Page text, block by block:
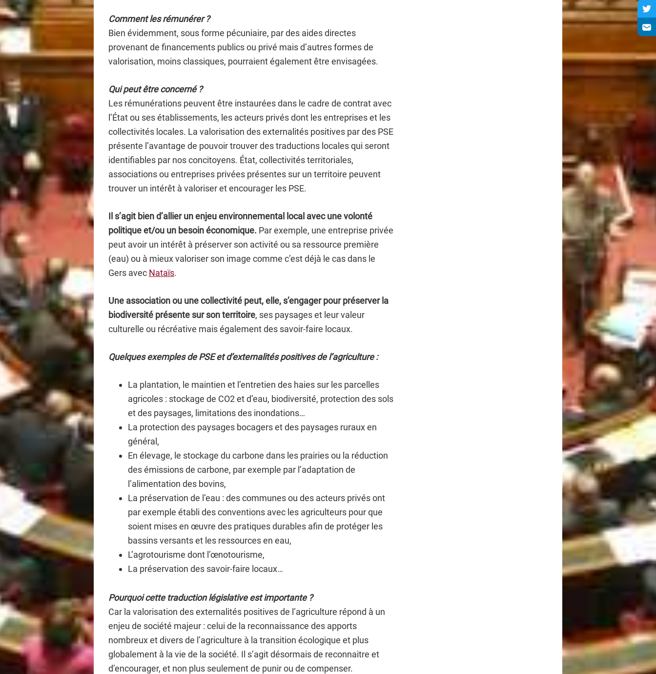
Comment les rémunérer ?
Bien évidemment, sous forme pécuniaire, par des aides directes
provenant de financements publics ou privé mais d’autres formes de
valorisation, moins classiques, pourraient également être envisagées.
Qui peut être concerné ?
Les rémunérations peuvent être instaurées dans le cadre de contrat avec
l’État ou ses établissements, les acteurs privés dont les entreprises et les
collectivités locales. La valorisation des externalités positives par des PSE
présente l’avantage de pouvoir trouver des traductions locales qui seront
identifiables par nos concitoyens. État, collectivités territoriales,
associations ou entreprises privées présentes sur un territoire peuvent
trouver un intérêt à valoriser et encourager les PSE.
Il s’agit bien d’allier un enjeu environnemental local avec une volonté
politique et/ou un besoin économique. Par exemple, une entreprise privée
peut avoir un intérêt à préserver son activité ou sa ressource première
(eau) ou à mieux valoriser son image comme c’est déjà le cas dans le
Gers avec Nataïs.
Une association ou une collectivité peut, elle, s’engager pour préserver la
biodiversité présente sur son territoire, ses paysages et leur valeur
culturelle ou récréative mais également des savoir-faire locaux.
Quelques exemples de PSE et d’externalités positives de l’agriculture :
La plantation, le maintien et l’entretien des haies sur les parcelles
agricoles : stockage de CO2 et d’eau, biodiversité, protection des sols
et des paysages, limitations des inondations…
La protection des paysages bocagers et des paysages ruraux en
général,
En élevage, le stockage du carbone dans les prairies ou la réduction
des émissions de carbone, par exemple par l’adaptation de
l’alimentation des bovins,
La préservation de l’eau : des communes ou des acteurs privés ont
par exemple établi des conventions avec les agriculteurs pour que
soient mises en œuvre des pratiques durables afin de protéger les
bassins versants et les ressources en eau,
L’agrotourisme dont l’œnotourisme,
La préservation des savoir-faire locaux…
Pourquoi cette traduction législative est importante ?
Car la valorisation des externalités positives de l’agriculture répond à un
enjeu de société majeur : celui de la reconnaissance des apports
nombreux et divers de l’agriculture à la transition écologique et plus
globalement à la vie de la société. Il s’agit désormais de reconnaitre et
d’encourager, et non plus seulement de punir ou de compenser.